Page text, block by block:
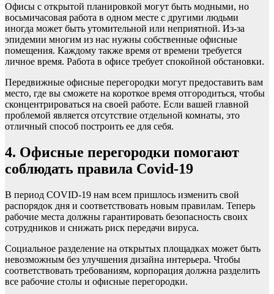
Офисы с открытой планировкой могут быть модными, но
восьмичасовая работа в одном месте с другими людьми
иногда может быть утомительной или неприятной. Из-за
эпидемии многим из нас нужны собственные офисные
помещения. Каждому также время от времени требуется
личное время. Работа в офисе требует спокойной обстановки.
Передвижные офисные перегородки могут предоставить вам
место, где вы сможете на короткое время отгородиться, чтобы
сконцентрироваться на своей работе. Если вашей главной
проблемой является отсутствие отдельной комнаты, это
отличный способ построить ее для себя.
4. Офисные перегородки помогают
соблюдать правила Covid-19
В период COVID-19 нам всем пришлось изменить свой
распорядок дня и соответствовать новым правилам. Теперь
рабочие места должны гарантировать безопасность своих
сотрудников и снижать риск передачи вируса.
Социальное разделение на открытых площадках может быть
невозможным без улучшения дизайна интерьера. Чтобы
соответствовать требованиям, корпорация должна разделить
все рабочие столы и офисные перегородки.